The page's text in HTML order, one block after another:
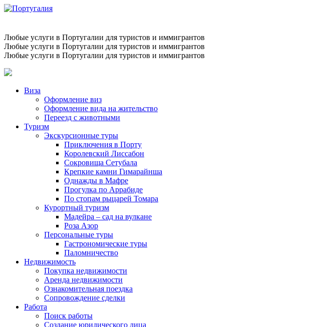
Любые услуги в Португалии для туристов и иммигрантов
Любые услуги в Португалии для туристов и иммигрантов
Любые услуги в Португалии для туристов и иммигрантов
Виза
Оформление виз
Оформление вида на жительство
Переезд с животными
Туризм
Экскурсионные туры
Приключения в Порту
Королевский Лиссабон
Сокровища Сетубала
Крепкие камни Гимарайнша
Однажды в Мафре
Прогулка по Аррабиде
По стопам рыцарей Томара
Курортный туризм
Мадейра – сад на вулкане
Роза Азор
Персональные туры
Гастрономические туры
Паломничество
Недвижимость
Покупка недвижимости
Аренда недвижимости
Ознакомительная поездка
Сопровождение сделки
Работа
Поиск работы
Создание юридического лица